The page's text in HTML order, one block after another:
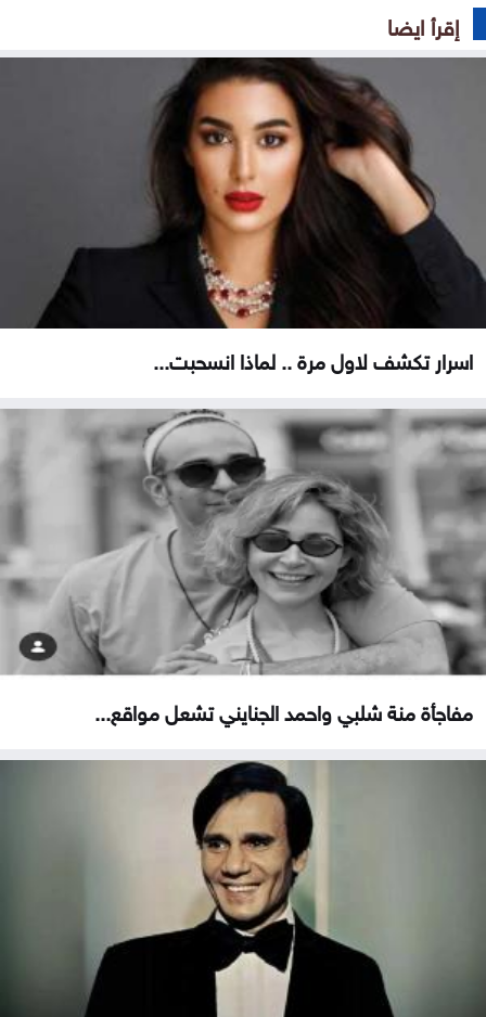
إقرأ ايضا
اسرار تكشف لاول مرة .. لماذا انسحبت...
مفاجأة منة شلبي واحمد الجنايني تشعل مواقع...